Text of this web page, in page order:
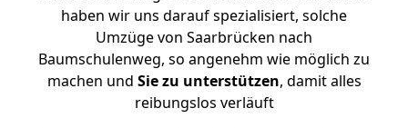
haben wir uns darauf spezialisiert, solche
Umzüge von Saarbrücken nach
Baumschulenweg, so angenehm wie möglich zu
machen und Sie zu unterstützen, damit alles
reibungslos verläuft